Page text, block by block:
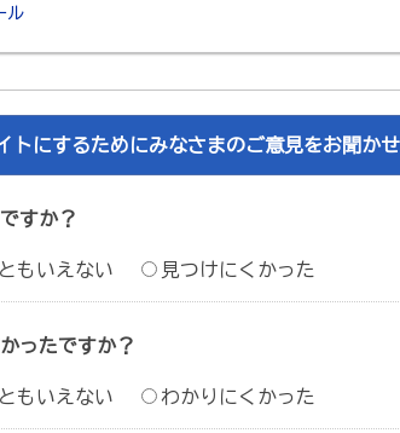
ル
トにするためにみなさまのご意見をお聞か
すか？
もいえない 見つけにくかった
ったですか？
もいえない わかりにくかった